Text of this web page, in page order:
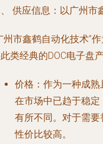
供应信息：以广州市
州市鑫鹤自动化技术”
类经典的DOC电子盘
价格 ：作为一种成
在市场中已趋于稳
有所不同。对于需
性价比较高。